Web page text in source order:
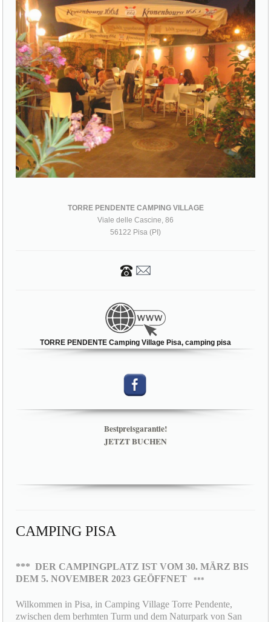
TORRE PENDENTE CAMPING VILLAGE
Viale delle Cascine, 86
56122 Pisa (PI)
TORRE PENDENTE Camping Village Pisa, camping pisa
Bestpreisgarantie!
JETZT BUCHEN
CAMPING PISA
*** DER CAMPINGPLATZ IST VOM 30. MÄRZ BIS
DEM 5. NOVEMBER 2023 GEÖFFNET
***
Wilkommen in Pisa, in Camping Village Torre Pendente,
zwischen dem berhmten Turm und dem Naturpark von San